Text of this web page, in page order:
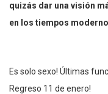
quizás dar una visión
en los tiempos
Es solo sexo! Últimas
Regreso 11 de enero!